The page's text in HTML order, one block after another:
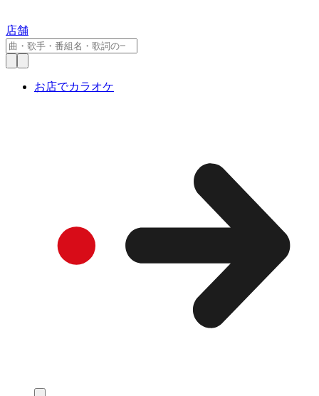
店舗
お店でカラオケ